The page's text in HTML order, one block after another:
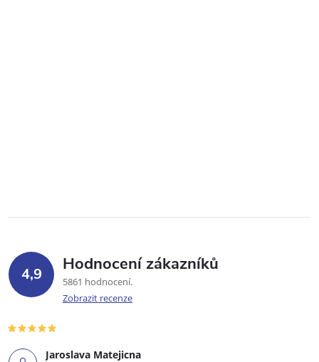
4,9 Hodnocení zákazníků
5861 hodnocení
Zobrazit recenze
Jaroslava Matejicna